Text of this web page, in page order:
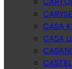
CARYSE
CASA
CASA